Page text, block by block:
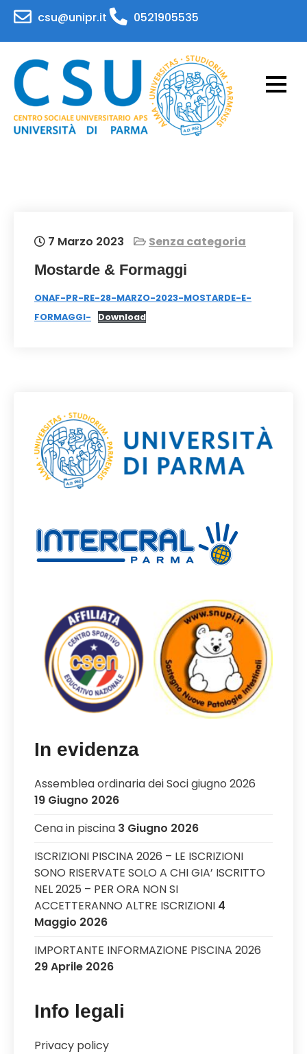
Skip
content
csu@unipr.it 0521905535
7 Marzo 2023 Senza categoria
Mostarde & Formaggi
ONAF-PR-RE-28-MARZO-2023-MOSTARDE-E-
FORMAGGI-
Download
In evidenza
Assemblea ordinaria dei Soci giugno 2026
19 Giugno 2026
Cena in piscina 3 Giugno 2026
ISCRIZIONI PISCINA 2026 – LE ISCRIZIONI
SONO RISERVATE SOLO A CHI GIA’ ISCRITTO
NEL 2025 – PER ORA NON SI
ACCETTERANNO ALTRE ISCRIZIONI 4
Maggio 2026
IMPORTANTE INFORMAZIONE PISCINA 2026
29 Aprile 2026
Info legali
Privacy policy